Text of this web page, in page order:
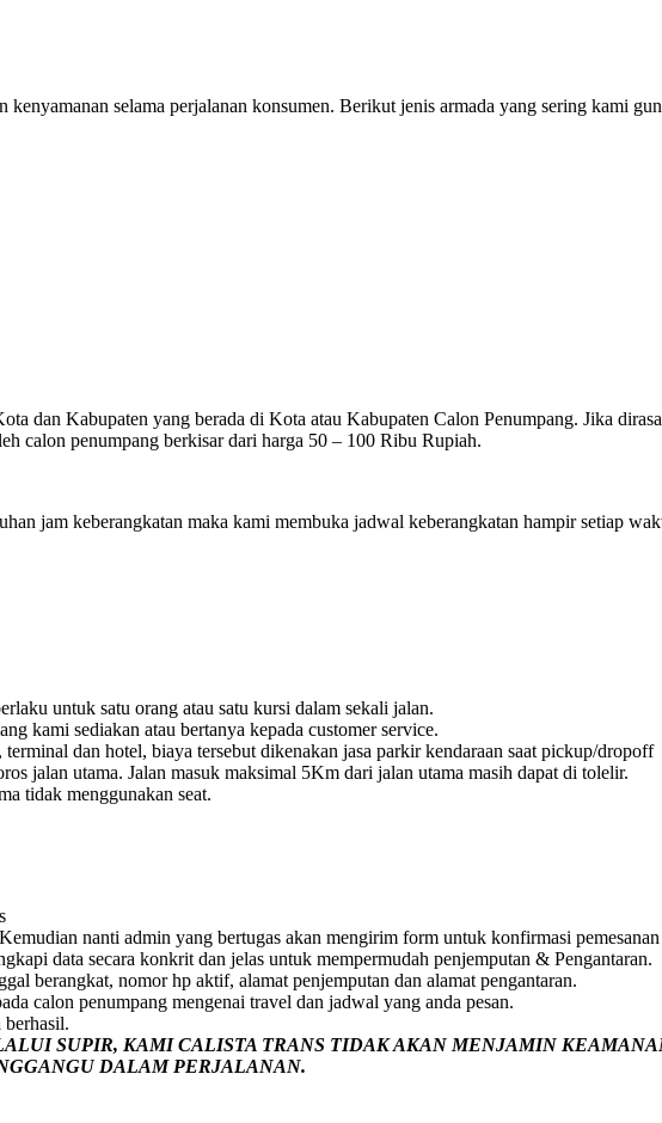
selama perjalanan konsumen. Berikut jenis armada yang sering kami
dan Kabupaten yang berada di Kota atau Kabupaten Calon Penumpang. Jika
calon penumpang berkisar dari harga 50 – 100 Ribu Rupiah.
jam keberangkatan maka kami membuka jadwal keberangkatan hampir setiap
untuk satu orang atau satu kursi dalam sekali jalan.
kami sediakan atau bertanya kepada customer service.
dan hotel, biaya tersebut dikenakan jasa parkir kendaraan saat pickup/dropoff
jalan utama. Jalan masuk maksimal 5Km dari jalan utama masih dapat di tolelir.
tidak menggunakan seat.
nanti admin yang bertugas akan mengirim form untuk konfirmasi
data secara konkrit dan jelas untuk mempermudah penjemputan & Pengantaran.
berangkat, nomor hp aktif, alamat penjemputan dan alamat pengantaran.
calon penumpang mengenai travel dan jadwal yang anda pesan.
berhasil.
SUPIR, KAMICALISTA TRANS TIDAK AKAN MENJAMIN
DALAM PERJALANAN.